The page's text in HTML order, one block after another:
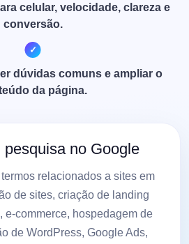
celular, velocidade, clareza e
conversão.
dúvidas comuns e ampliar o
da página.
pesquisa no Google
relacionados a sites em
de sites, criação de landing
e-commerce, hospedagem de
de WordPress, Google Ads,